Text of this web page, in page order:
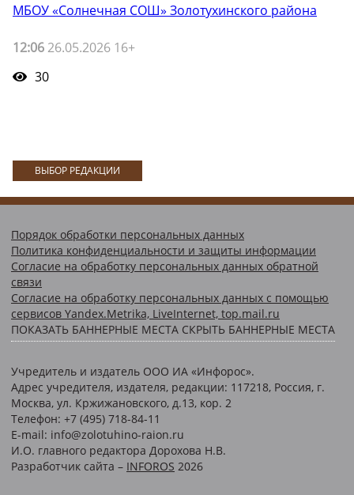
МБОУ «Солнечная СОШ» Золотухинского района
12:06 26.05.2026 16+
30
ВЫБОР РЕДАКЦИИ
Порядок обработки персональных данных
Политика конфиденциальности и защиты информации
Согласие на обработку персональных данных обратной
связи
Согласие на обработку персональных данных с помощью
сервисов Yandex.Metrika, LiveInternet, top.mail.ru
ПОКАЗАТЬ БАННЕРНЫЕ МЕСТА СКРЫТЬ БАННЕРНЫЕ МЕСТА
Учредитель и издатель ООО ИА «Инфорос».
Адрес учредителя, издателя, редакции: 117218, Россия, г.
Москва, ул. Кржижановского, д.13, кор. 2
Телефон: +7 (495) 718-84-11
E-mail: info@zolotuhino-raion.ru
И.О. главного редактора Дорохова Н.В.
Разработчик сайта – INFOROS 2026